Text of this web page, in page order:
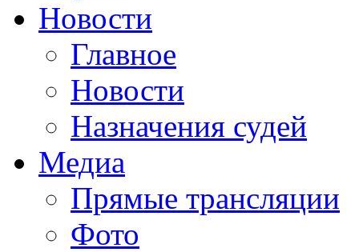
Новости
Главное
Новости
Назначения судей
Медиа
Прямые трансляции
Фото